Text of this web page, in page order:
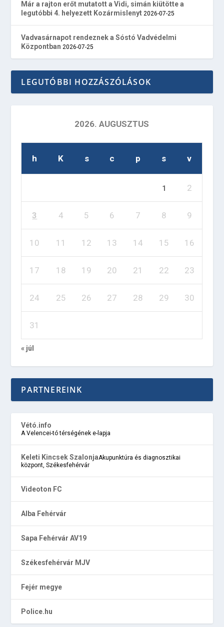
Már a rajton erőt mutatott a Vidi, simán kiütötte a
legutóbbi 4. helyezett Kozármislenyt 2026-07-25
Vadvasárnapot rendeznek a Sóstó Vadvédelmi
Központban 2026-07-25
LEGUTÓBBI HOZZÁSZÓLÁSOK
2026. AUGUSZTUS
h K s c p s v
1 2
3 4 5 6 7 8 9
10 11 12 13 14 15 16
17 18 19 20 21 22 23
24 25 26 27 28 29 30
31
« júl
PARTNEREINK
Vétó.info
A Velencei-tó térségének e-lapja
Keleti Kincsek SzalonjaAkupunktúra és diagnosztikai
központ, Székesfehérvár
Videoton FC
Alba Fehérvár
Sapa Fehérvár AV19
Székesfehérvár MJV
Fejér megye
Police.hu